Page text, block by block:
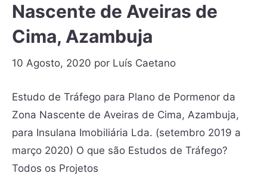
Nascente de Aveiras de
Cima, Azambuja
10 Agosto, 2020 por Luís Caetano
Estudo de Tráfego para Plano de Pormenor da
Zona Nascente de Aveiras de Cima, Azambuja,
para Insulana Imobiliária Lda. (setembro 2019 a
março 2020) O que são Estudos de Tráfego?
Todos os Projetos